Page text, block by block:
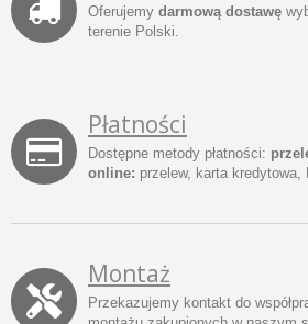
Oferujemy darmową dostawę
terenie Polski.
Płatności
Dostępne metody płatności:
online: przelew, karta kredytowa,
Montaż
Przekazujemy kontakt do